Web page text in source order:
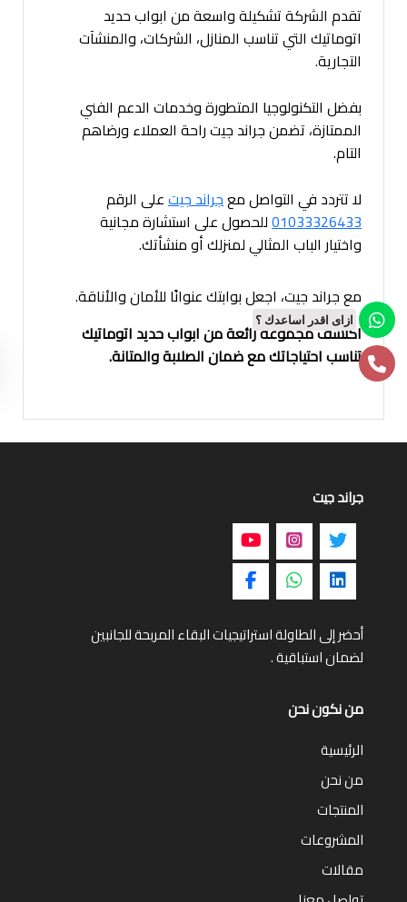
تقدم الشركة تشكيلة واسعة من ابواب حديد
اتوماتيك التي تناسب المنازل، الشركات، والمنشآت
التجارية.
بفضل التكنولوجيا المتطورة وخدمات الدعم الفني
الممتازة، تضمن جراند جيت راحة العملاء ورضاهم
التام.
لا تتردد في التواصل معجراند جيتعلى الرقم
01033326433للحصول على استشارة مجانية
واختيار الباب المثالي لمنزلك أو منشأتك.
مع جراند جيت، اجعل بوابتك عنوانًا للأمان والأناقة.
اكتشف مجموعة رائعة من ابواب حديد اتوماتيك
تناسب احتياجاتك مع ضمان الصلابة والمتانة.
جراند جيت
أحضر إلى الطاولة استراتيجيات البقاء المربحة للجانبين
لضمان استباقية .
من نكون نحن
الرئيسية
من نحن
المنتجات
المشروعات
مقالات
ازاى اقدر اساعدك ؟